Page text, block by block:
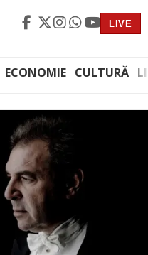
LIVE
ECONOMIE CULTURĂ